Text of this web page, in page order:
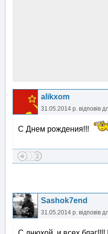
alikxom
31.05.2014 р. відповів
С Днем рождения!!!
Sashok7end
31.05.2014 р. відповів